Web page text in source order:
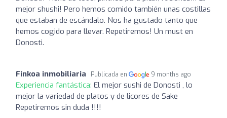
mejor shushi! Pero hemos comido también unas costillas
que estaban de escándalo. Nos ha gustado tanto que
hemos cogido para llevar. Repetiremos! Un must en
Donosti.
Finkoa inmobiliaria Publicada en 9 months ago
Experiencia fantástica: El mejor sushi de Donosti , lo
mejor la variedad de platos y de licores de Sake
Repetiremos sin duda !!!!